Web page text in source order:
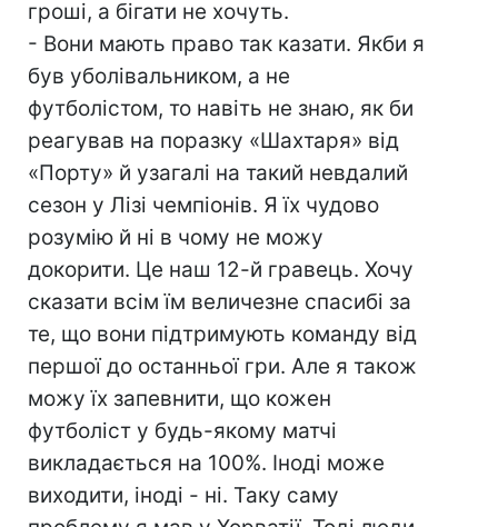
гроші, а бігати не хочуть.
- Вони мають право так казати. Якби я
був уболівальником, а не
футболістом, то навіть не знаю, як би
реагував на поразку «Шахтаря» від
«Порту» й узагалі на такий невдалий
сезон у Лізі чемпіонів. Я їх чудово
розумію й ні в чому не можу
докорити. Це наш 12-й гравець. Хочу
сказати всім їм величезне спасибі за
те, що вони підтримують команду від
першої до останньої гри. Але я також
можу їх запевнити, що кожен
футболіст у будь-якому матчі
викладається на 100%. Іноді може
виходити, іноді - ні. Таку саму